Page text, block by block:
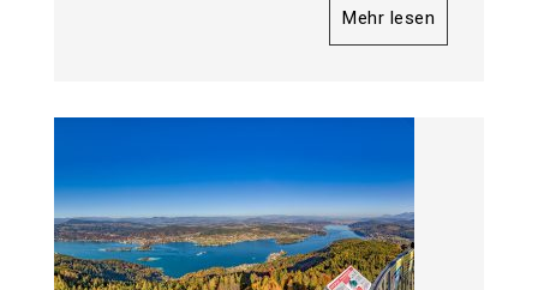
Mehr lesen